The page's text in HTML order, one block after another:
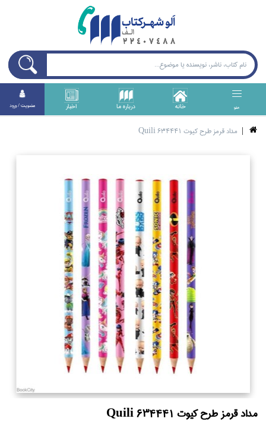
منو خانه درباره ما اخبار عضويت / ورود
مداد قرمز طرح كيوت Quili 634441
مداد قرمز طرح كيوت Quili 634441